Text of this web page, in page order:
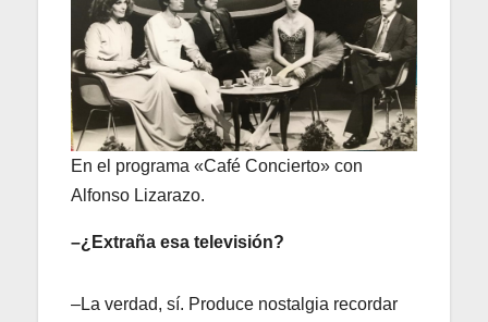
En el programa «Café Concierto» con
Alfonso Lizarazo.
–¿Extraña esa televisión?
–La verdad, sí. Produce nostalgia recordar